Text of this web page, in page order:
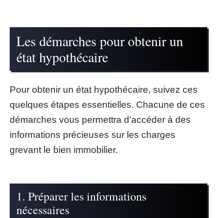
Les démarches pour obtenir un
état hypothécaire
Pour obtenir un état hypothécaire, suivez ces
quelques étapes essentielles. Chacune de ces
démarches vous permettra d’accéder à des
informations précieuses sur les charges
grevant le bien immobilier.
1. Préparer les informations
nécessaires